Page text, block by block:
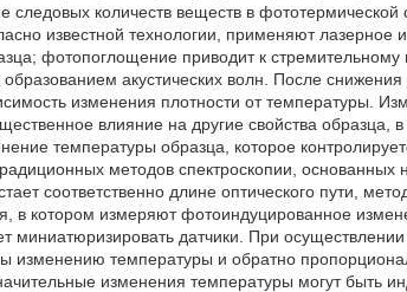
следовых количеств веществ в
известной технологии, применяют лазерное
фотопоглощение приводит к
образованием акустических волн. После
изменения плотности от температуры.
влияние на другие свойства образца,
температуры образца, которое
методов спектроскопии,
соответственно длине оптического пути,
в котором измеряют фотоиндуцированное
миниатюризировать датчики. При
изменению температуры и обратно
изменения температуры могут быть